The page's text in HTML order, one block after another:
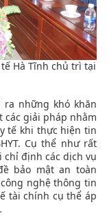
tế Hà Tĩnh chủ trì tại
những khó khăn
các giải pháp nhằm
tế khi thực hiện tin
Cụ thể như rất
chỉ định các dịch vụ
bảo mật an toàn
nghệ thông tin
tài chính cụ thể áp